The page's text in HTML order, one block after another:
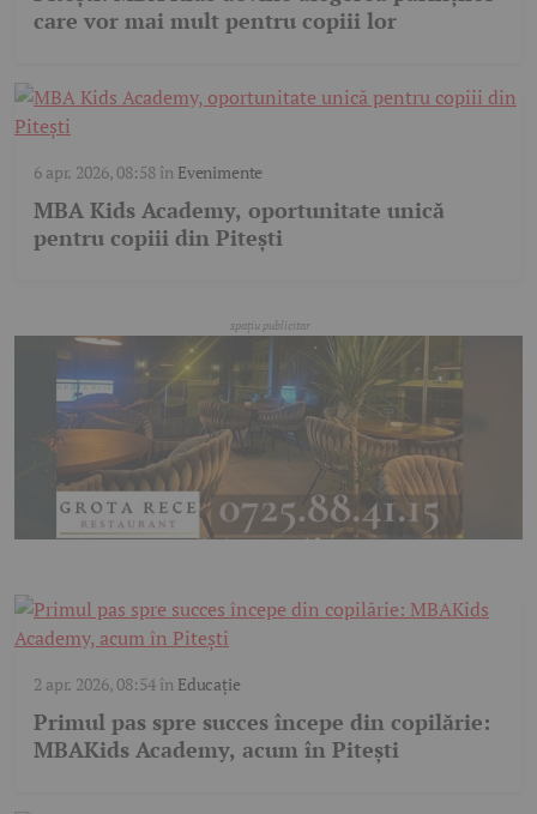
care vor mai mult pentru copiii lor
6 apr. 2026, 08:58în Evenimente
MBA Kids Academy, oportunitate unică
pentru copiii din Pitești
2 apr. 2026, 08:54în Educație
Primul pas spre succes începe din copilărie:
MBAKids Academy, acum în Pitești